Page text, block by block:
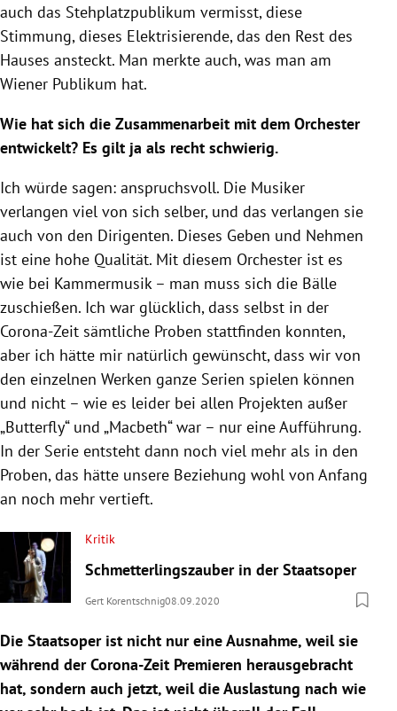
auch das Stehplatzpublikum vermisst, diese
Stimmung, dieses Elektrisierende, das den Rest des
Hauses ansteckt. Man merkte auch, was man am
Wiener Publikum hat.
Wie hat sich die Zusammenarbeit mit dem Orchester
entwickelt? Es gilt ja als recht schwierig.
Ich würde sagen: anspruchsvoll. Die Musiker
verlangen viel von sich selber, und das verlangen sie
auch von den Dirigenten. Dieses Geben und Nehmen
ist eine hohe Qualität. Mit diesem Orchester ist es
wie bei Kammermusik – man muss sich die Bälle
zuschießen. Ich war glücklich, dass selbst in der
Corona-Zeit sämtliche Proben stattfinden konnten,
aber ich hätte mir natürlich gewünscht, dass wir von
den einzelnen Werken ganze Serien spielen können
und nicht – wie es leider bei allen Projekten außer
„Butterfly“ und „Macbeth“ war – nur eine Aufführung.
In der Serie entsteht dann noch viel mehr als in den
Proben, das hätte unsere Beziehung wohl von Anfang
an noch mehr vertieft.
Kritik
Schmetterlingszauber in der Staatsoper
Gert Korentschnig08.09.2020
Die Staatsoper ist nicht nur eine Ausnahme, weil sie
während der Corona-Zeit Premieren herausgebracht
hat, sondern auch jetzt, weil die Auslastung nach wie